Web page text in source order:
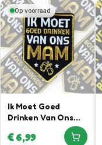
Op voorraad
Ik Moet Goed
Drinken Van Ons
Mam – Gouden
Embleem
€6,99